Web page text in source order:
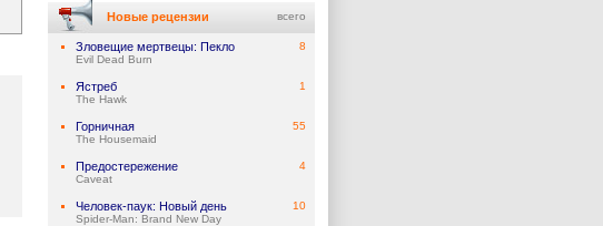
Новые рецензии всего
Зловещие мертвецы: Пекло
Evil Dead Burn
8
Ястреб
The Hawk
1
Горничная
The Housemaid
55
Предостережение
Caveat
4
Человек-паук: Новый день
Spider-Man: Brand New Day
10